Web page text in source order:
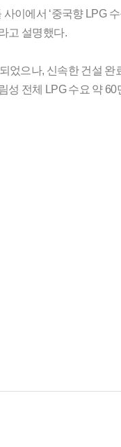
이에서 ‘중국향 LPG
고 설명했다.
었으나, 신속한 건설
전체 LPG 수요 약